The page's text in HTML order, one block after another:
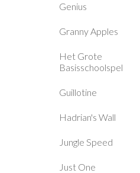
Genius
Granny Apples
Het Grote
Basisschoolspel
Guillotine
Hadrian's Wall
Jungle Speed
Just One